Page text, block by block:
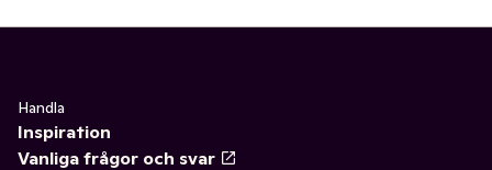
Handla
Inspiration
Vanliga frågor och svar